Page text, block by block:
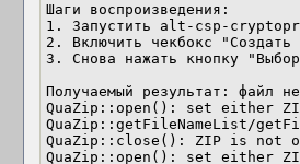
Шаги воспроизведения:
1. Запустить alt-csp-
2. Включить чекбокс
3. Снова нажать кнопку
Получаемый результат: файл
QuaZip::open(): set either
QuaZip::getFileNameList/
QuaZip::close(): ZIP is not
QuaZip::open(): set either